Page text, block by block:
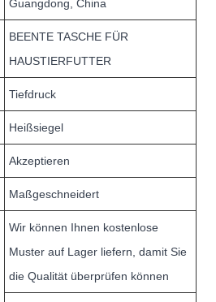
Guangdong, China
BEENTE TASCHE FÜR
HAUSTIERFUTTER
Tiefdruck
Heißsiegel
Akzeptieren
Maßgeschneidert
Wir können Ihnen kostenlose
Muster auf Lager liefern, damit Sie
die Qualität überprüfen können